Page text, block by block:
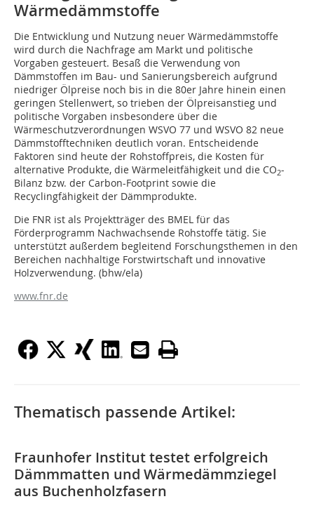
Wärmedämmstoffe
Die Entwicklung und Nutzung neuer Wärmedämmstoffe
wird durch die Nachfrage am Markt und politische
Vorgaben gesteuert. Besaß die Verwendung von
Dämmstoffen im Bau- und Sanierungsbereich aufgrund
niedriger Ölpreise noch bis in die 80er Jahre hinein einen
geringen Stellenwert, so trieben der Ölpreisanstieg und
politische Vorgaben insbesondere über die
Wärmeschutzverordnungen WSVO 77 und WSVO 82 neue
Dämmstofftechniken deutlich voran. Entscheidende
Faktoren sind heute der Rohstoffpreis, die Kosten für
alternative Produkte, die Wärmeleitfähigkeit und die CO2-
Bilanz bzw. der Carbon-Footprint sowie die
Recyclingfähigkeit der Dämmprodukte.
Die FNR ist als Projektträger des BMEL für das
Förderprogramm Nachwachsende Rohstoffe tätig. Sie
unterstützt außerdem begleitend Forschungsthemen in den
Bereichen nachhaltige Forstwirtschaft und innovative
Holzverwendung. (bhw/ela)
www.fnr.de
Thematisch passende Artikel:
Fraunhofer Institut testet erfolgreich
Dämmmatten und Wärmedämmziegel
aus Buchenholzfasern